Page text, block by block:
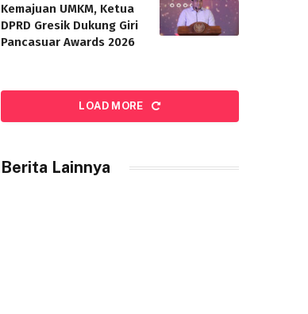
Kemajuan UMKM, Ketua
DPRD Gresik Dukung Giri
Pancasuar Awards 2026
LOAD MORE
Berita Lainnya